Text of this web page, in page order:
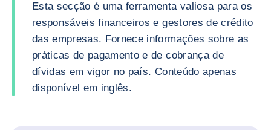
Esta secção é uma ferramenta valiosa para os
responsáveis financeiros e gestores de crédito
das empresas. Fornece informações sobre as
práticas de pagamento e de cobrança de
dívidas em vigor no país. Conteúdo apenas
disponível em inglês.